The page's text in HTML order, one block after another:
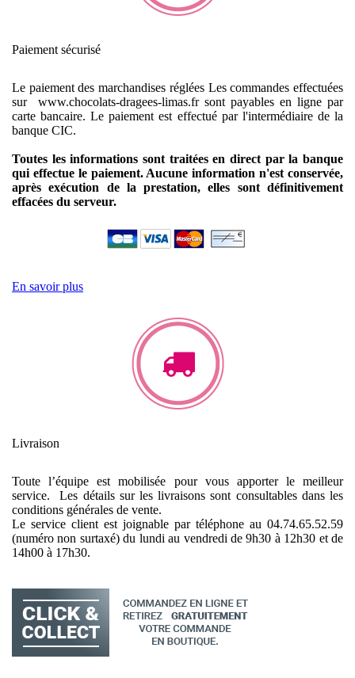
Paiement sécurisé
Le paiement des marchandises réglées Les commandes effectuées
sur www.chocolats-dragees-limas.fr sont payables en ligne par
carte bancaire. Le paiement est effectué par l'intermédiaire de la
banque CIC.
Toutes les informations sont traitées en direct par la banque
qui effectue le paiement. Aucune information n'est conservée,
après exécution de la prestation, elles sont définitivement
effacées du serveur.
En savoir plus
Livraison
Toute l’équipe est mobilisée pour vous apporter le meilleur
service. Les détails sur les livraisons sont consultables dans les
conditions générales de vente.
Le service client est joignable par téléphone au 04.74.65.52.59
(numéro non surtaxé) du lundi au vendredi de 9h30 à 12h30 et de
14h00 à 17h30.